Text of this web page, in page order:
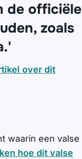
de officiële
zoals
over dit
waarin een valse
hoe dit valse